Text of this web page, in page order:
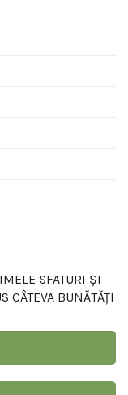
SFATURI ȘI
CÂTEVA BUNĂTĂȚI